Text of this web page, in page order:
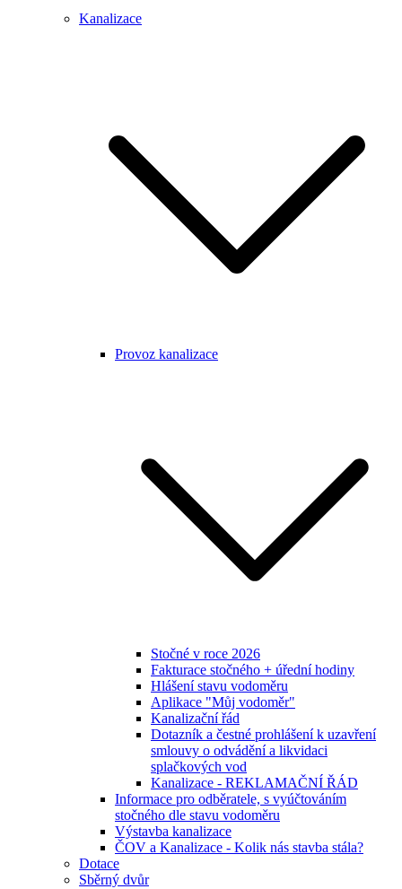
Kanalizace
Provoz kanalizace
Stočné v roce 2026
Fakturace stočného + úřední hodiny
Hlášení stavu vodoměru
Aplikace "Můj vodoměr"
Kanalizační řád
Dotazník a čestné prohlášení k uzavření
smlouvy o odvádění a likvidaci
splačkových vod
Kanalizace - REKLAMAČNÍ ŘÁD
Informace pro odběratele, s vyúčtováním
stočného dle stavu vodoměru
Výstavba kanalizace
ČOV a Kanalizace - Kolik nás stavba stála?
Dotace
Sběrný dvůr